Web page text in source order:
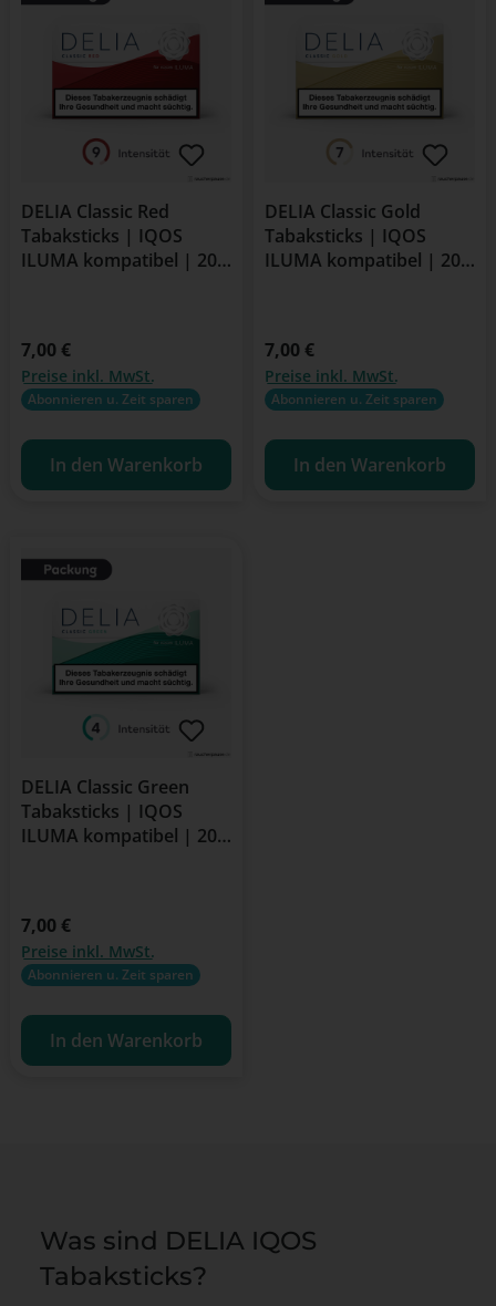
DELIA Classic Red
Tabaksticks | IQOS
ILUMA kompatibel | 20
Regulärer Preis:
7,00 €
Preise inkl. MwSt.
Abonnieren u. Zeit sparen
In den Warenkorb
DELIA Classic Gold
Tabaksticks | IQOS
ILUMA kompatibel | 20
Regulärer Preis:
7,00 €
Preise inkl. MwSt.
Abonnieren u. Zeit sparen
In den Warenkorb
DELIA Classic Green
Tabaksticks | IQOS
ILUMA kompatibel | 20
Regulärer Preis:
7,00 €
Preise inkl. MwSt.
Abonnieren u. Zeit sparen
In den Warenkorb
Was sind DELIA IQOS
Tabaksticks?